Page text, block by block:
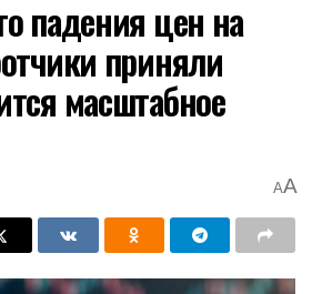
падения цен на
приняли
масштабное
AA